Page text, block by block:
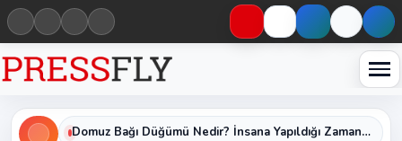
Haberleri keşfet
Domuz Bağı Düğümü Nedir? İnsana Yapıldığı Zaman Yavaş Yavaş Öldüren Ölümcül Düğümün Kan Donduran Gerçekleri